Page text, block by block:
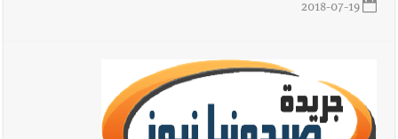
أخبار لبنان
أخبار صيدا وفد المبادرة الصيداوية لرفع المظلومية زار النائب
الدكتورة غادة أيوب في منزلها
2018-07-19